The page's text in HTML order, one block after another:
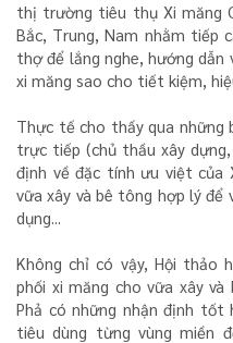
thị trường tiêu thụ Xi măng
Bắc, Trung, Nam nhằm tiếp
thợ để lắng nghe, hướng dẫn
xi măng sao cho tiết kiệm,
Thực tế cho thấy qua những
trực tiếp (chủ thầu xây
định về đặc tính ưu việt của
vữa xây và bê tông hợp lý
dụng...
Không chỉ có vậy, Hội thảo
phối xi măng cho vữa xây
Phả có những nhận định
tiêu dùng từng vùng miền